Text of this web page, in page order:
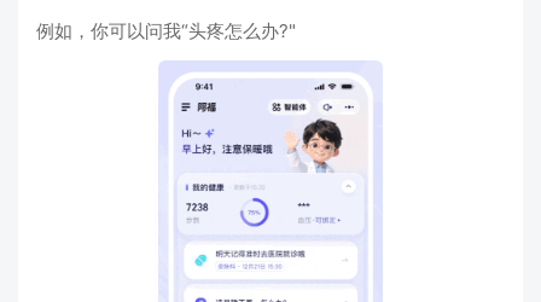
例如，你可以问我“头疼怎么办?"